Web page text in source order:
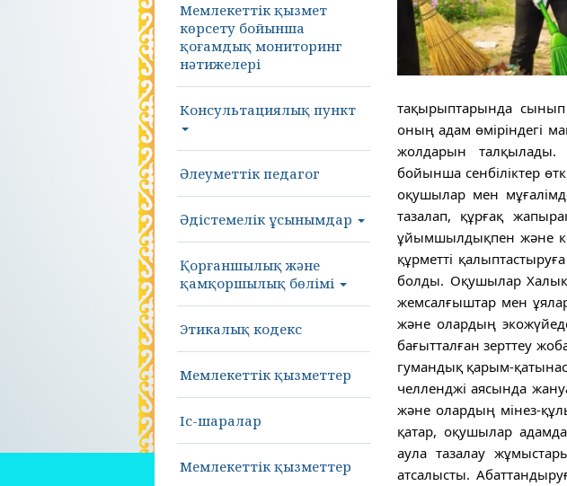
Мемлекеттік қызмет
көрсету бойынша
қоғамдық мониторинг
нәтижелері
Консультациялық пункт
Әлеуметтік педагог
Әдістемелік ұсынымдар
Қорғаншылық және
қамқоршылық бөлімі
Этикалық кодекс
Мемлекеттік қызметтер
Іс-шаралар
Мемлекеттік қызметтер
тақырыптарында сынып
оның адам өміріндегі
жолдарын талқылады.
бойынша сенбіліктер
оқушылар мен
тазалап, құрғақ
ұйымшылдықпен және
құрметті
болды. Оқушылар
жемсалғыштар мен ұялар
және олардың
бағытталған зерттеу
гумандық қарым-
челленджі аясында
және олардың мінез-
қатар, оқушылар
аула тазалау
атсалысты.